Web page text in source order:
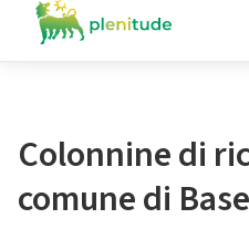
Colonnine di
comune di